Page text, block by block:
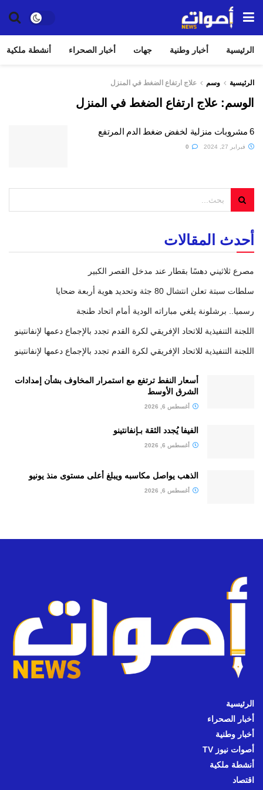
الرئيسية أخبار وطنية جهات أخبار الصحراء أنشطة ملكية
الرئيسية وسم علاج ارتفاع الضغط في المنزل
الوسم: علاج ارتفاع الضغط في المنزل
6 مشروبات منزلية لخفض ضغط الدم المرتفع
فبراير 27, 2024
أحدث المقالات
مصرع ثلاثيني دهسًا بقطار عند مدخل القصر الكبير
سلطات سبتة تعلن انتشال 80 جثة وتحديد هوية أربعة ضحايا
رسميا.. برشلونة يلغي مباراته الودية أمام اتحاد طنجة
اللجنة التنفيذية للاتحاد الإفريقي لكرة القدم تجدد بالإجماع دعمها لإنفانتينو
اللجنة التنفيذية للاتحاد الإفريقي لكرة القدم تجدد بالإجماع دعمها لإنفانتينو
أسعار النفط ترتفع مع استمرار المخاوف بشأن إمدادات
الشرق الأوسط
أغسطس 6, 2026
الفيفا يُجدد الثقة بـإنفانتينو
أغسطس 6, 2026
الذهب يواصل مكاسبه ويبلغ أعلى مستوى منذ يونيو
أغسطس 6, 2026
الرئيسية
أخبار الصحراء
أخبار وطنية
أصوات نيوز TV
أنشطة ملكية
اقتصاد